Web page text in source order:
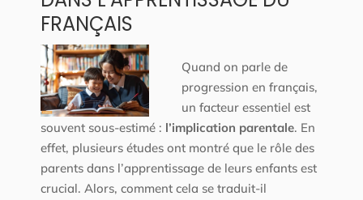
FRANÇAIS
Quand on parle de
progression en français,
un facteur essentiel est
souvent sous-estimé : l’implication parentale. En
effet, plusieurs études ont montré que le rôle des
parents dans l’apprentissage de leurs enfants est
crucial. Alors, comment cela se traduit-il